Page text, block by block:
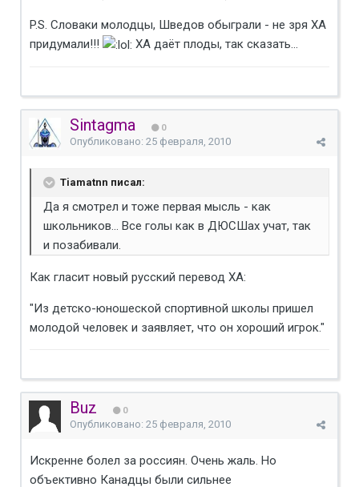
P.S. Словаки молодцы, Шведов обыграли - не зря ХА
придумали!!!
ХА даёт плоды, так сказать...
Sintagma 0
Опубликовано: 25 февраля, 2010
Tiamatnn писал:
Да я смотрел и тоже первая мысль - как
школьников... Все голы как в ДЮСШах учат, так
и позабивали.
Как гласит новый русский перевод ХА:
"Из детско-юношеской спортивной школы пришел
молодой человек и заявляет, что он хороший игрок."
Buz 0
Опубликовано: 25 февраля, 2010
Искренне болел за россиян. Очень жаль. Но
объективно Канадцы были сильнее